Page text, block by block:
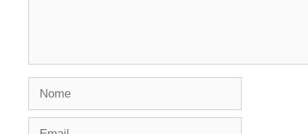
Nome
Email